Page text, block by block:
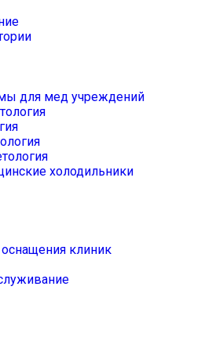
для мед учреждений
холодильники
клиник